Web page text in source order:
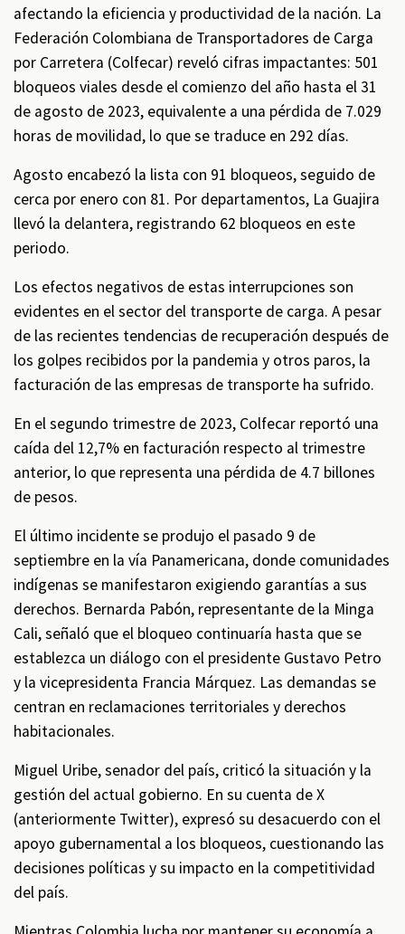
afectando la eficiencia y productividad de la nación. La
Federación Colombiana de Transportadores de Carga
por Carretera (Colfecar) reveló cifras impactantes: 501
bloqueos viales desde el comienzo del año hasta el 31
de agosto de 2023, equivalente a una pérdida de 7.029
horas de movilidad, lo que se traduce en 292 días.
Agosto encabezó la lista con 91 bloqueos, seguido de
cerca por enero con 81. Por departamentos, La Guajira
llevó la delantera, registrando 62 bloqueos en este
periodo.
Los efectos negativos de estas interrupciones son
evidentes en el sector del transporte de carga. A pesar
de las recientes tendencias de recuperación después de
los golpes recibidos por la pandemia y otros paros, la
facturación de las empresas de transporte ha sufrido.
En el segundo trimestre de 2023, Colfecar reportó una
caída del 12,7% en facturación respecto al trimestre
anterior, lo que representa una pérdida de 4.7 billones
de pesos.
El último incidente se produjo el pasado 9 de
septiembre en la vía Panamericana, donde comunidades
indígenas se manifestaron exigiendo garantías a sus
derechos. Bernarda Pabón, representante de la Minga
Cali, señaló que el bloqueo continuaría hasta que se
establezca un diálogo con el presidente Gustavo Petro
y la vicepresidenta Francia Márquez. Las demandas se
centran en reclamaciones territoriales y derechos
habitacionales.
Miguel Uribe, senador del país, criticó la situación y la
gestión del actual gobierno. En su cuenta de X
(anteriormente Twitter), expresó su desacuerdo con el
apoyo gubernamental a los bloqueos, cuestionando las
decisiones políticas y su impacto en la competitividad
del país.